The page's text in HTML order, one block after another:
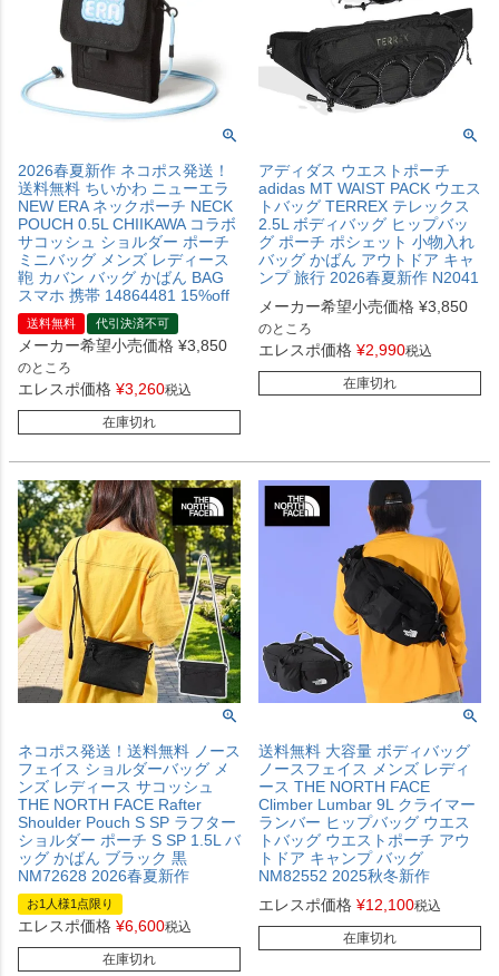
2026春夏新作 ネコポス発送！
送料無料 ちいかわ ニューエラ
NEW ERA ネックポーチ NECK
POUCH 0.5L CHIIKAWA コラボ
サコッシュ ショルダー ポーチ
ミニバッグ メンズ レディース
鞄 カバン バッグ かばん BAG
スマホ 携帯 14864481 15%off
送料無料 代引決済不可
メーカー希望小売価格 ¥3,850
のところ
エレスポ価格 ¥3,260税込
在庫切れ
アディダス ウエストポーチ
adidas MT WAIST PACK ウエス
トバッグ TERREX テレックス
2.5L ボディバッグ ヒップバッ
グ ポーチ ポシェット 小物入れ
バッグ かばん アウトドア キャ
ンプ 旅行 2026春夏新作 N2041
メーカー希望小売価格 ¥3,850
のところ
エレスポ価格 ¥2,990税込
在庫切れ
ネコポス発送！送料無料 ノース
フェイス ショルダーバッグ メ
ンズ レディース サコッシュ
THE NORTH FACE Rafter
Shoulder Pouch S SP ラフター
ショルダー ポーチ S SP 1.5L バ
ッグ かばん ブラック 黒
NM72628 2026春夏新作
お1人様1点限り
エレスポ価格 ¥6,600税込
在庫切れ
送料無料 大容量 ボディバッグ
ノースフェイス メンズ レディ
ース THE NORTH FACE
Climber Lumbar 9L クライマー
ランバー ヒップバッグ ウエス
トバッグ ウエストポーチ アウ
トドア キャンプ バッグ
NM82552 2025秋冬新作
エレスポ価格 ¥12,100税込
在庫切れ